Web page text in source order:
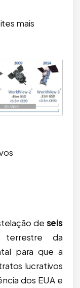
mais
de seis
da
para que a
lucrativos
dos EUA e